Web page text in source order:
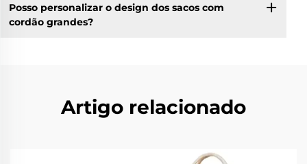
Posso personalizar o design dos sacos com
cordão grandes?
Artigo relacionado